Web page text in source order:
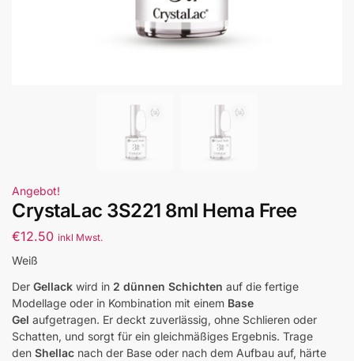
Angebot!
CrystaLac 3S221 8ml Hema Free
€12.50 inkl Mwst.
Weiß
Der Gellack wird in 2 dünnen Schichten auf die fertige
Modellage oder in Kombination mit einem Base
Gel aufgetragen. Er deckt zuverlässig, ohne Schlieren oder
Schatten, und sorgt für ein gleichmäßiges Ergebnis. Trage
den Shellac nach der Base oder nach dem Aufbau auf, härte